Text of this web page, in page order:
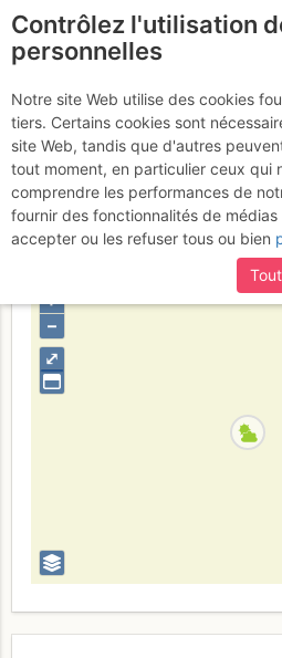
Pic de
Depuis Grau
2017
Haute
⤢
+
–
Contrôlez l'utilisation
personnelles
Notre site Web utilise des cookies
tiers. Certains cookies sont
site Web, tandis que d'autres
tout moment, en particulier ceux qui
comprendre les performances de
fournir des fonctionnalités de
accepter ou les refuser tous ou bien